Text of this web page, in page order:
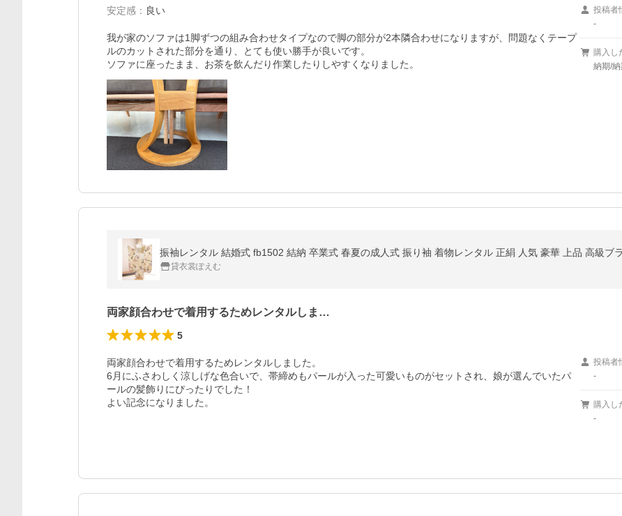
安定感 ： 良い
我が家のソファは1脚ずつの組み合わせタイプなので脚の部分が2本隣合わせになりますが、問題なくテープ
ルのカットされた部分を通り、とても使い勝手が良いです。
ソファに座ったまま、お茶を飲んだり作業したりしやすくなりました。
投稿者
-
購入し
納期/
貸衣裳ぽえむ
両家顔合わせで着用するためレンタルしま…
5
両家顔合わせで着用するためレンタルしました。
6月にふさわしく涼しげな色合いで、帯締めもパールが入った可愛いものがセットされ、娘が選んでいたパ
ールの髪飾りにぴったりでした！
よい記念になりました。
投稿者
-
購入し
-